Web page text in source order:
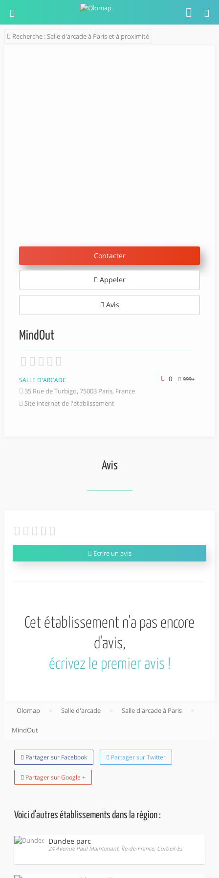
Recherche : Salle d'arcade à Paris et à proximité
Contacter
Appeler
Avis
MindOut
999+
0
SALLE D'ARCADE
35 Rue de Turbigo, 75003 Paris, France
Site internet de l'établissement
Avis
Ecrire un avis
Cet établissement n'a pas encore
d'avis,
écrivez le premier avis !
Olomap > Salle d'arcade > Salle d'arcade à Paris >
MindOut
Partager sur Facebook Partager sur Twitter
Partager sur Google +
Voici d'autres établissements dans la région :
Dundee parc
24 Avenue Paul Maintenant, Île-de-France, Corbeil-Essonnes,